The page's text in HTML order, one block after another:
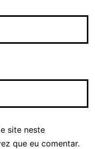
site neste
que eu comentar.